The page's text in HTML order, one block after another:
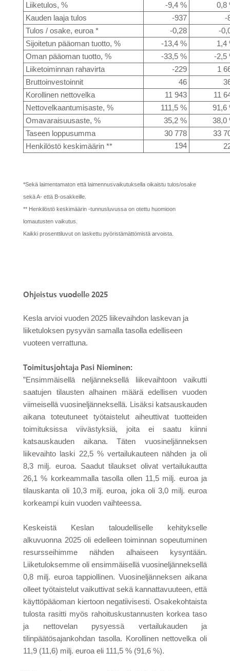
Liiketulos, %
-9,4 %
0,8
Kauden laaja tulos
-937
-
Tulos / osake, euroa *
-0,28
-
Sijoitetun pääoman tuotto, %
-13,4 %
1,4
Oman pääoman tuotto, %
-33,5 %
-2,5
Liiketoiminnan rahavirta
-229
1
Bruttoinvestoinnit
46
Korollinen nettovelka
11 943
11
Nettovelkaantumisaste, %
111,5 %
91,6
Omavaraisuusaste, %
35,2 %
38,0
Taseen loppusumma
30 778
33
Henkilöstö keskimäärin **
194
*Sekä laimentamaton että laimennusvaikutuksella oikaistu tulos/osake
sekä A- että B-osakkeille.
** Henkilöstö keskimäärin -tunnusluvussa on otettu huomioon
lomautusten vaikutus.
Kaikki prosenttiluvut on laskettu pyöristämättömistä arvoista.
Ohjeistus vuodelle 2025
Kesla arvioi vuoden 2025 liikevaihdon laskevan ja
liiketuloksen pysyvän samalla tasolla edelliseen
vuoteen verrattuna.
Toimitusjohtaja Pasi Nieminen:
”Ensimmäisellä neljänneksellä liikevaihtoon vaikutti
saatujen tilausten alhainen määrä edellisen vuoden
viimeisellä vuosineljänneksellä. Lisäksi katsauskauden
aikana toteutuneet työtaistelut aiheuttivat tuotteiden
toimituksissa viivästyksiä, joita ei saatu kiinni
katsauskauden aikana. Täten vuosineljänneksen
liikevaihto laski 22,5 % vertailukauteen nähden ja oli
8,3 milj. euroa. Saadut tilaukset olivat vertailukautta
26,1 % korkeammalla tasolla ollen 11,5 milj. euroa ja
tilauskanta oli 10,3 milj. euroa, joka oli 3,0 milj. euroa
korkeampi kuin vuoden vaihteessa.
Keskeistä Keslan taloudelliselle kehitykselle
alkuvuonna 2025 oli edelleen toiminnan sopeutuminen
resursseihimme nähden alhaiseen kysyntään.
Liiketuloksemme oli ensimmäisellä vuosineljänneksellä
0,8 milj. euroa tappiollinen. Vuosineljänneksen aikana
olleet työtaistelut vaikuttivat sekä kannattavuuteen, että
käyttöpääoman kiertoon negatiivisesti. Osakekohtaista
tulosta rasitti myös rahoituskustannusten korkea taso
ja nettovelan pysyessä vertailukauden ja
tilinpäätösajankohdan tasolla. Korollinen nettovelka oli
11,9 (11,6) milj. euroa eli 111,5 % (91,6 %).